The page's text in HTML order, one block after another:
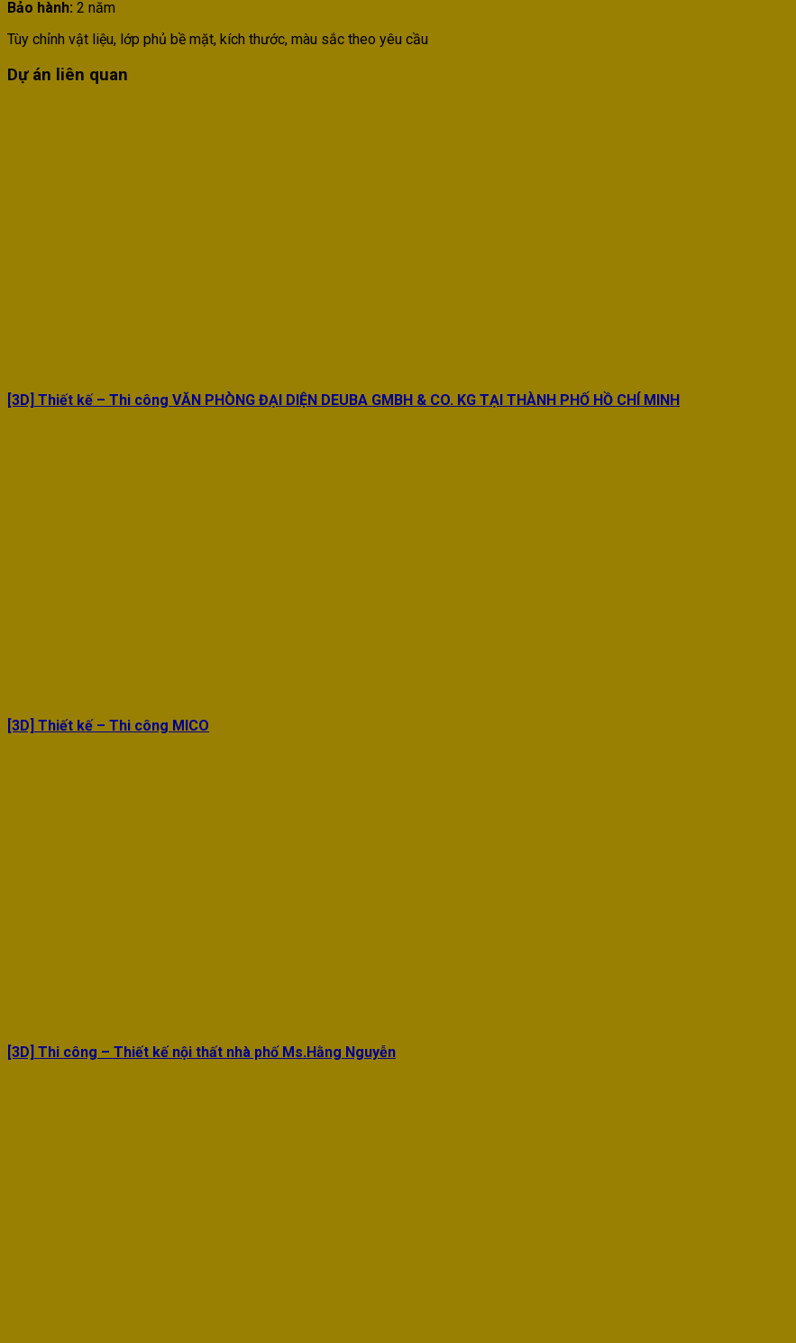
Bảo hành: 2 năm
Tùy chỉnh vật liệu, lớp phủ bề mặt, kích thước, màu sắc theo yêu cầu
Dự án liên quan
[3D] Thiết kế – Thi công VĂN PHÒNG ĐẠI DIỆN DEUBA GMBH & CO. KG TẠI THÀNH PHỐ HỒ CHÍ MINH
[3D] Thiết kế – Thi công MICO
[3D] Thi công – Thiết kế nội thất nhà phố Ms.Hằng Nguyễn